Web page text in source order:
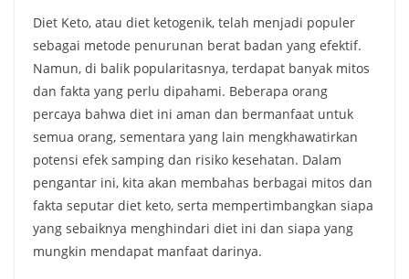
Diet Keto, atau diet ketogenik, telah menjadi populer
sebagai metode penurunan berat badan yang efektif.
Namun, di balik popularitasnya, terdapat banyak mitos
dan fakta yang perlu dipahami. Beberapa orang
percaya bahwa diet ini aman dan bermanfaat untuk
semua orang, sementara yang lain mengkhawatirkan
potensi efek samping dan risiko kesehatan. Dalam
pengantar ini, kita akan membahas berbagai mitos dan
fakta seputar diet keto, serta mempertimbangkan siapa
yang sebaiknya menghindari diet ini dan siapa yang
mungkin mendapat manfaat darinya.